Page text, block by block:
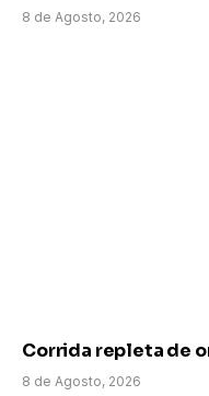
8 de Agosto, 2026
Corrida repleta de
8 de Agosto, 2026